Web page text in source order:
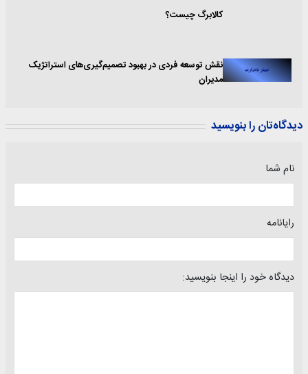
کالابرگ چیست؟
نقش توسعه فردی در بهبود تصمیم‌گیری‌های استراتژیک
مدیران
دیدگاه‌تان را بنویسید
نام شما
رایانامه
دیدگاه خود را اینجا بنویسید: